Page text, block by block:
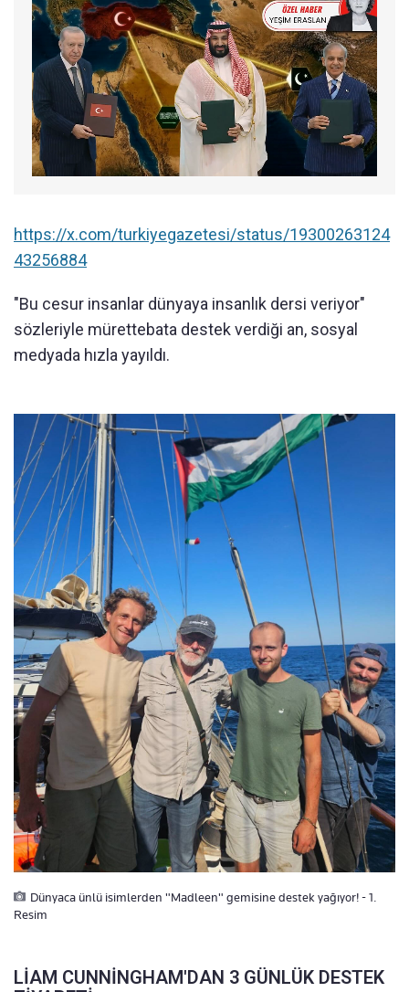
https://x.com/turkiyegazetesi/status/19300263124
43256884
"Bu cesur insanlar dünyaya insanlık dersi veriyor"
sözleriyle mürettebata destek verdiği an, sosyal
medyada hızla yayıldı.
Dünyaca ünlü isimlerden "Madleen" gemisine destek yağıyor! - 1.
Resim
LİAM CUNNİNGHAM'DAN 3 GÜNLÜK DESTEK